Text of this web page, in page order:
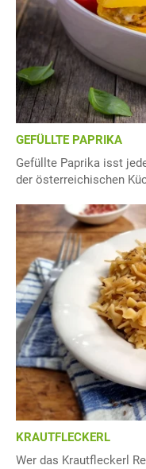
GEFÜLLTE PAPRIKA
Gefüllte Paprika isst
der österreichischen
KRAUTFLECKERL
Wer das Krautfleckerl